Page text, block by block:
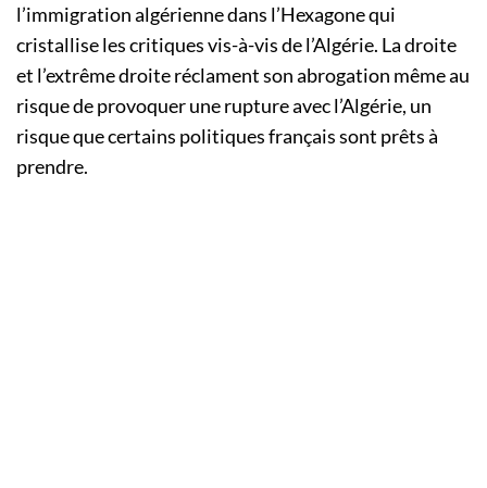
l’immigration algérienne dans l’Hexagone qui
cristallise les critiques vis-à-vis de l’Algérie. La droite
et l’extrême droite réclament son abrogation même au
risque de provoquer une rupture avec l’Algérie, un
risque que certains politiques français sont prêts à
prendre.